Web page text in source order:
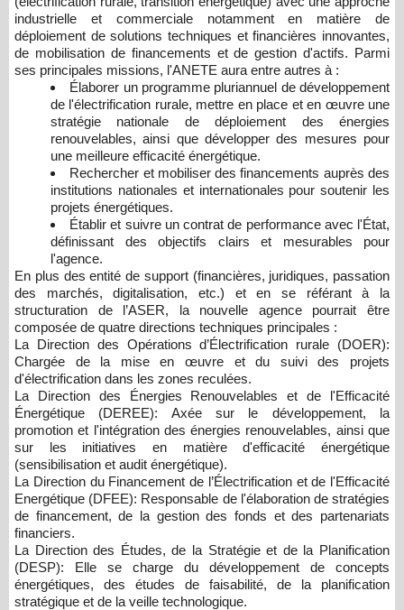
industrielle et commerciale notamment en matière de
déploiement de solutions techniques et financières innovantes,
de mobilisation de financements et de gestion d'actifs. Parmi
ses principales missions, l'ANETE aura entre autres à :
Élaborer un programme pluriannuel de développement
de l'électrification rurale, mettre en place et en œuvre une
stratégie nationale de déploiement des énergies
renouvelables, ainsi que développer des mesures pour
une meilleure efficacité énergétique.
Rechercher et mobiliser des financements auprès des
institutions nationales et internationales pour soutenir les
projets énergétiques.
Établir et suivre un contrat de performance avec l'État,
définissant des objectifs clairs et mesurables pour
l'agence.
En plus des entité de support (financières, juridiques, passation
des marchés, digitalisation, etc.) et en se référant à la
structuration de l’ASER, la nouvelle agence pourrait être
composée de quatre directions techniques principales :
La Direction des Opérations d’Électrification rurale (DOER):
Chargée de la mise en œuvre et du suivi des projets
d'électrification dans les zones reculées.
La Direction des Énergies Renouvelables et de l'Efficacité
Énergétique (DEREE): Axée sur le développement, la
promotion et l'intégration des énergies renouvelables, ainsi que
sur les initiatives en matière d'efficacité énergétique
(sensibilisation et audit énergétique).
La Direction du Financement de l’Électrification et de l'Efficacité
Energétique (DFEE): Responsable de l'élaboration de stratégies
de financement, de la gestion des fonds et des partenariats
financiers.
La Direction des Études, de la Stratégie et de la Planification
(DESP): Elle se charge du développement de concepts
énergétiques, des études de faisabilité, de la planification
stratégique et de la veille technologique.